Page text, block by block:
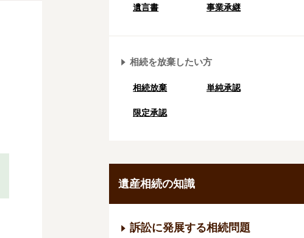
遺言書 事業承継
相続を放棄したい方
相続放棄 単純承認
限定承認
遺産相続の知識
訴訟に発展する相続問題